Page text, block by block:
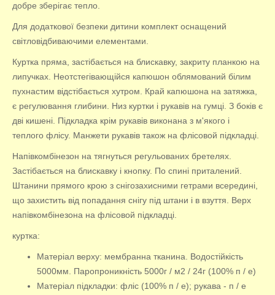
добре зберігає тепло.
Для додаткової безпеки дитини комплект оснащений
світловідбиваючими елементами.
Куртка пряма, застібається на блискавку, закриту планкою на
липучках. Неотстегівающійся капюшон облямований білим
пухнастим відстібається хутром. Край капюшона на затяжка,
є регулювання глибини. Низ куртки і рукавів на гумці. З боків є
дві кишені. Підкладка крім рукавів виконана з м'якого і
теплого флісу. Манжети рукавів також на флісовой підкладці.
Напівкомбінезон на тягнуться регульованих бретелях.
Застібається на блискавку і кнопку. По спині приталений.
Штанини прямого крою з снігозахисними гетрами всередині,
що захистить від попадання снігу під штани і в взуття. Верх
напівкомбінезона на флісовой підкладці.
куртка:
Матеріал верху: мембранна тканина. Водостійкість
5000мм. Паропроникність 5000г / м2 / 24г (100% п / е)
Матеріал підкладки: фліс (100% п / е); рукава - п / е